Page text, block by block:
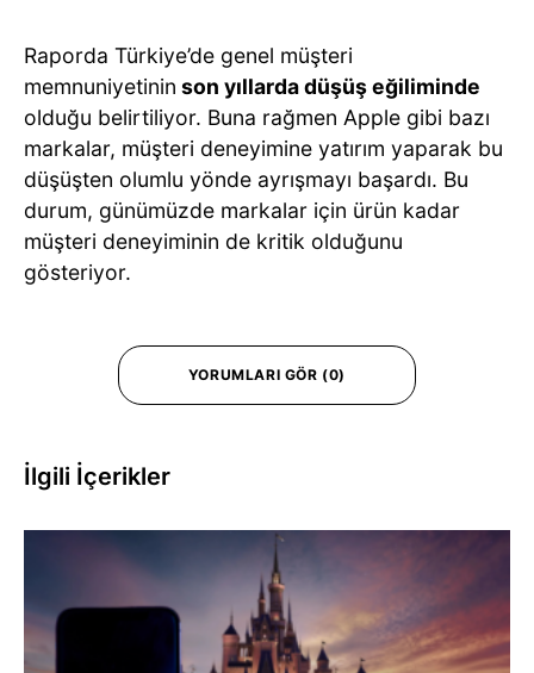
Raporda Türkiye’de genel müşteri
memnuniyetinin son yıllarda düşüş eğiliminde
olduğu belirtiliyor. Buna rağmen Apple gibi bazı
markalar, müşteri deneyimine yatırım yaparak bu
düşüşten olumlu yönde ayrışmayı başardı. Bu
durum, günümüzde markalar için ürün kadar
müşteri deneyiminin de kritik olduğunu
gösteriyor.
YORUMLARI GÖR (0)
İlgili İçerikler